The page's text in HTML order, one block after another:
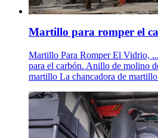
Martillo para romper el
Martillo Para Romper El Vidrio,
para el carbón. Anillo de molino
martillo La chancadora de